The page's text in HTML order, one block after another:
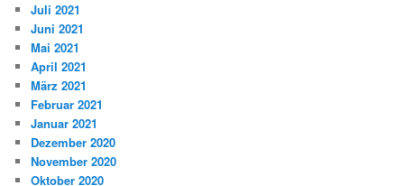
Juli 2021
Juni 2021
Mai 2021
April 2021
März 2021
Februar 2021
Januar 2021
Dezember 2020
November 2020
Oktober 2020